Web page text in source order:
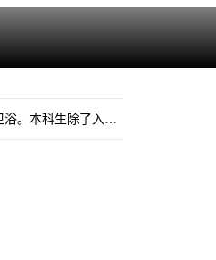
2026西财新生学号uuid今天已开放注册，大家可以试一试啦！尤其是光华研究生新生，登录后看到800元住宿费是不带独立卫浴，1200元住宿费是带独立卫浴。本科生除了入住刘诗白学院的，其他宿舍无区